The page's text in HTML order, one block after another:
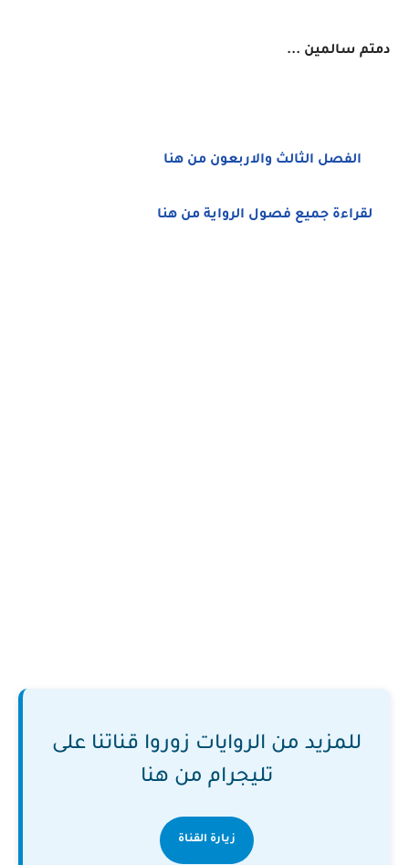
دمتم سالمين ...
الفصل الثالث والاربعون من هنا
لقراءة جميع فصول الرواية من هنا
للمزيد من الروايات زوروا قناتنا على
تليجرام من هنا
زيارة القناة